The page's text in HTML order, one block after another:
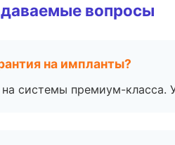
вопросы
на импланты?
системы премиум-класса.